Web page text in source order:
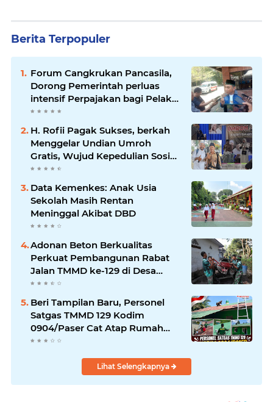
Berita Terpopuler
Forum Cangkrukan Pancasila,
Dorong Pemerintah perluas
intensif Perpajakan bagi Pelaku
Usaha UMKM.
H. Rofii Pagak Sukses, berkah
Menggelar Undian Umroh
Gratis, Wujud Kepedulian Sosial
berbagi.
Data Kemenkes: Anak Usia
Sekolah Masih Rentan
Meninggal Akibat DBD
Adonan Beton Berkualitas
Perkuat Pembangunan Rabat
Jalan TMMD ke-129 di Desa
Ledoktempuro
Beri Tampilan Baru, Personel
Satgas TMMD 129 Kodim
0904/Paser Cat Atap Rumah
Marbot
Lihat Selengkapnya